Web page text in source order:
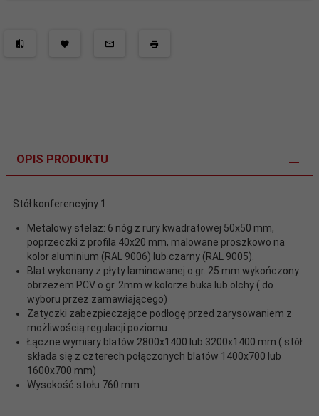
OPIS PRODUKTU
Stół konferencyjny 1
Metalowy stelaż: 6 nóg z rury kwadratowej 50x50 mm,
poprzeczki z profila 40x20 mm, malowane proszkowo na
kolor aluminium (RAL 9006) lub czarny (RAL 9005).
Blat wykonany z płyty laminowanej o gr. 25 mm wykończony
obrzeżem PCV o gr. 2mm w kolorze buka lub olchy ( do
wyboru przez zamawiającego)
Zatyczki zabezpieczające podłogę przed zarysowaniem z
możliwością regulacji poziomu.
Łączne wymiary blatów 2800x1400 lub 3200x1400 mm ( stół
składa się z czterech połączonych blatów 1400x700 lub
1600x700 mm)
Wysokość stołu 760 mm